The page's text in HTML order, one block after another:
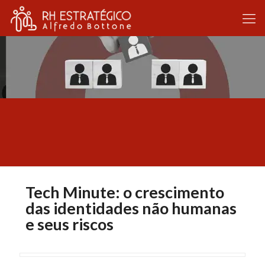
Tech Minute: o crescimento
das identidades não humanas
e seus riscos